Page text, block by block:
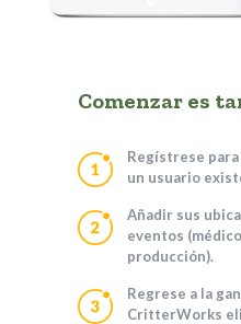
Comenzar es
Regístrese
un usuario
Añadir sus
eventos
producción).
Regrese a la
CritterWorks